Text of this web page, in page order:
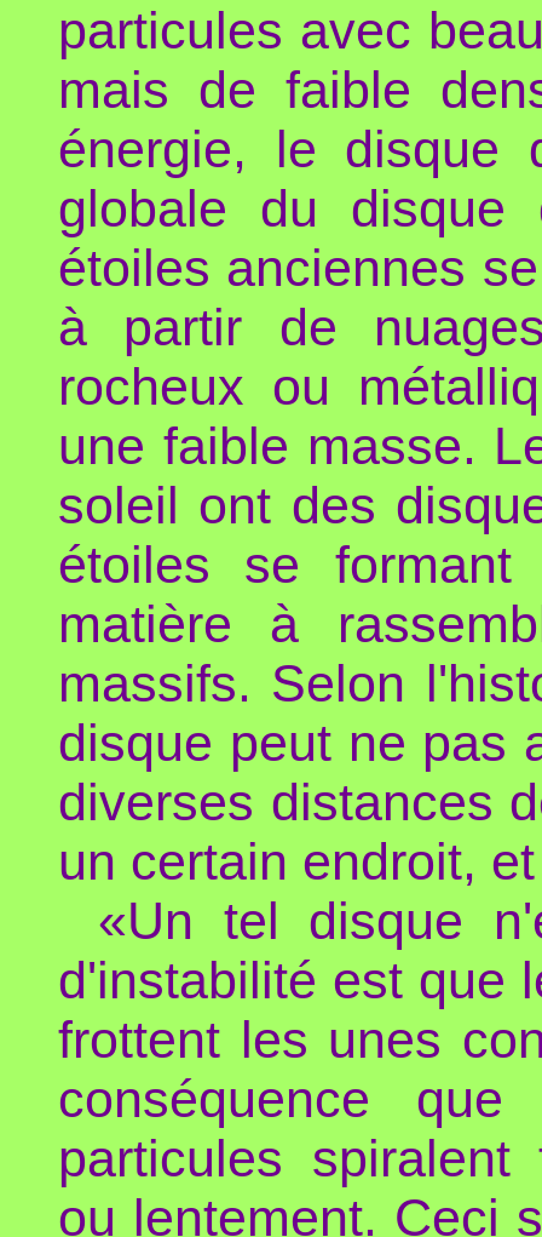
particules avec
mais de faible
énergie, le disque
globale du disque
étoiles anciennes
à partir de
rocheux ou
une faible masse.
soleil ont des
étoiles se formant
matière à
massifs. Selon
disque peut ne pas
diverses distances
un certain endroit,
«Un tel disque
d'instabilité est que
frottent les unes
conséquence
particules spiralent
ou lentement. Ceci